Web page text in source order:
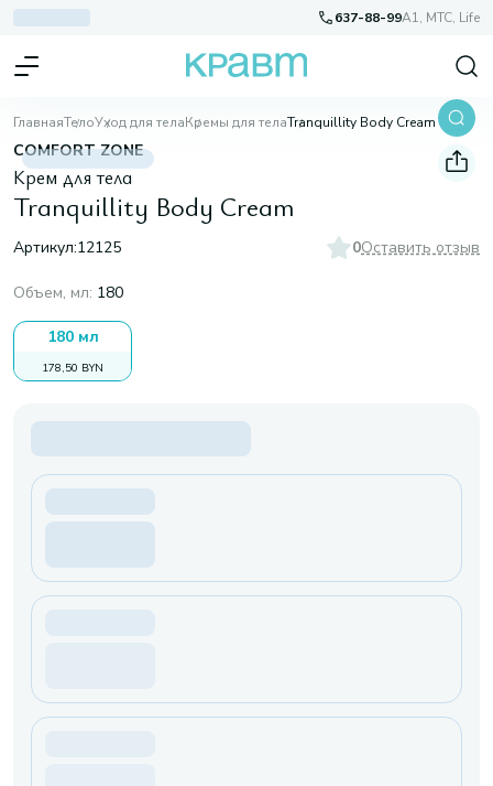
637-88-99A1, МТС, Life
ГлавнаяТелоУход для телаКремы для телаTranquillity Body Cream
COMFORT ZONE
Крем для тела
Tranquillity Body Cream
Артикул:12125 0Оставить отзыв
Объем, мл: 180
180 мл
178,50 BYN